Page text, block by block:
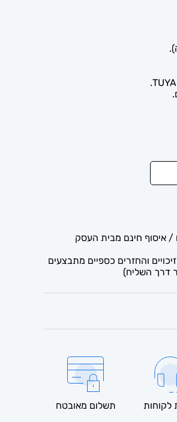
והחזרים כספיים מתבצעים
דרך השליח)
לקוחות תשלום מאובטח